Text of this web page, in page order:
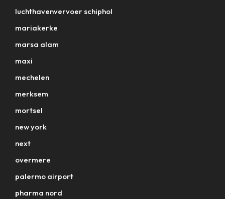
luchthavenvervoer schiphol
mariakerke
marsa alam
maxi
mechelen
merksem
mortsel
new york
next
overmere
palermo airport
pharma nord